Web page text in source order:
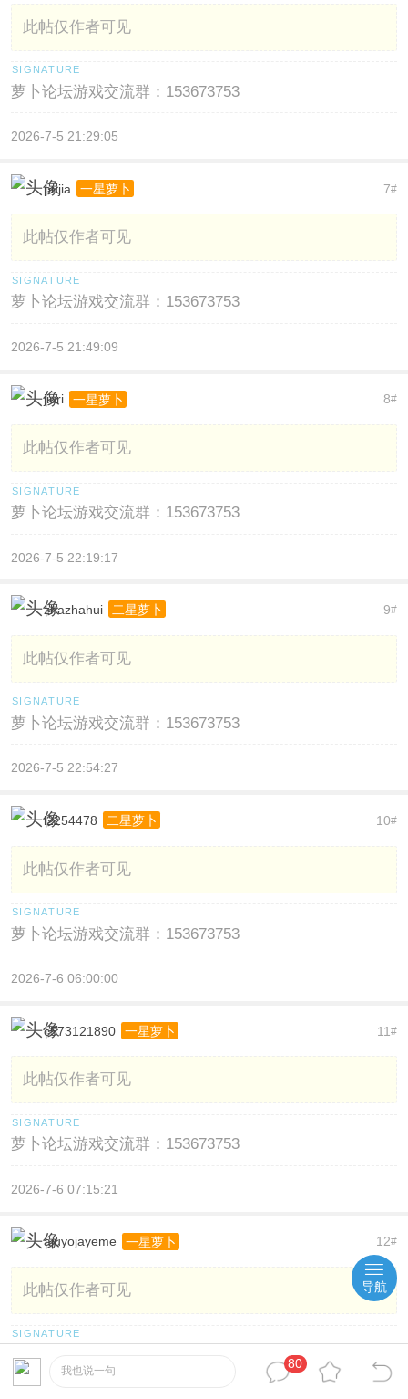
此帖仅作者可见
萝卜论坛游戏交流群：153673753
2026-7-5 21:29:05
7#
pujia 一星萝卜
此帖仅作者可见
萝卜论坛游戏交流群：153673753
2026-7-5 21:49:09
8#
jiuri 一星萝卜
此帖仅作者可见
萝卜论坛游戏交流群：153673753
2026-7-5 22:19:17
9#
zhazhahui 二星萝卜
此帖仅作者可见
萝卜论坛游戏交流群：153673753
2026-7-5 22:54:27
10#
l2254478 二星萝卜
此帖仅作者可见
萝卜论坛游戏交流群：153673753
2026-7-6 06:00:00
11#
c573121890 一星萝卜
此帖仅作者可见
萝卜论坛游戏交流群：153673753
2026-7-6 07:15:21
12#
ajuyojayeme 一星萝卜
此帖仅作者可见
萝卜论坛游戏交流群：153673753
我也说一句
80
导航